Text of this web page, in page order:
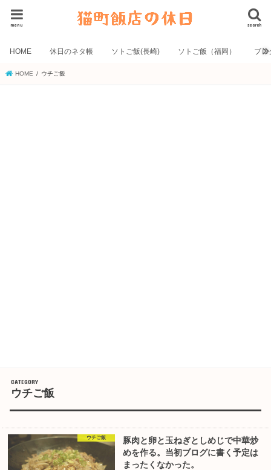
search
menu
HOME 休日のネタ帳 ソトご飯(長崎) ソトご飯（福岡） ブロ
HOME ウチご飯
ウチご飯
ウチご飯
豚肉と卵と玉ねぎとしめじで中華炒
めを作る。当初ブログに書く予定は
まったくなかった。